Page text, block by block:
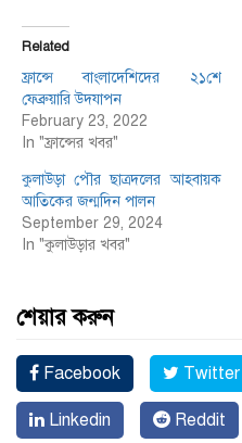
Related
ফ্রান্সে বাংলাদেশিদের ২১শে
ফেব্রুয়ারি উদযাপন
February 23, 2022
In "ফ্রান্সের খবর"
কুলাউড়া পৌর ছাত্রদলের আহবায়ক
আতিকের জন্মদিন পালন
September 29, 2024
In "কুলাউড়ার খবর"
শেয়ার করুন
Facebook Twitter
Linkedin Reddit